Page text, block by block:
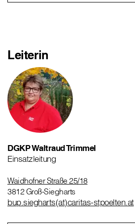
Leiterin
DGKP Waltraud Trimmel
Einsatzleitung
Waidhofner Straße 25/18
3812 Groß-Siegharts
bup.siegharts(at)caritas-stpoelten.at